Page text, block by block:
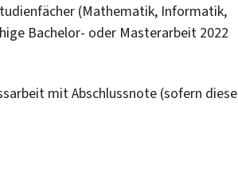
(Mathematik, Informatik,
Bachelor- oder Masterarbeit 2022
mit Abschlussnote (sofern diese